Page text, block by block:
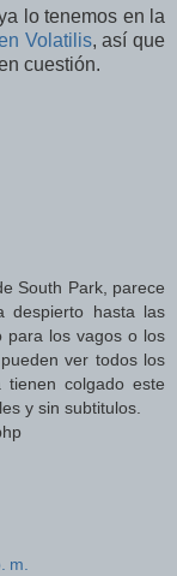
lo tenemos en la
Volatilis, así que
cuestión.
South Park, parece
despierto hasta las
para los vagos o los
ver todos los
colgado este
y sin subtitulos.
m.